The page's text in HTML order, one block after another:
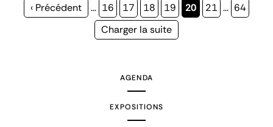
Page
‹ Précédent … Page
16 Page
17 Page
18 Page
19
Page
20 Page
21 … Page
64
Page
Charger la suite
AGENDA
EXPOSITIONS